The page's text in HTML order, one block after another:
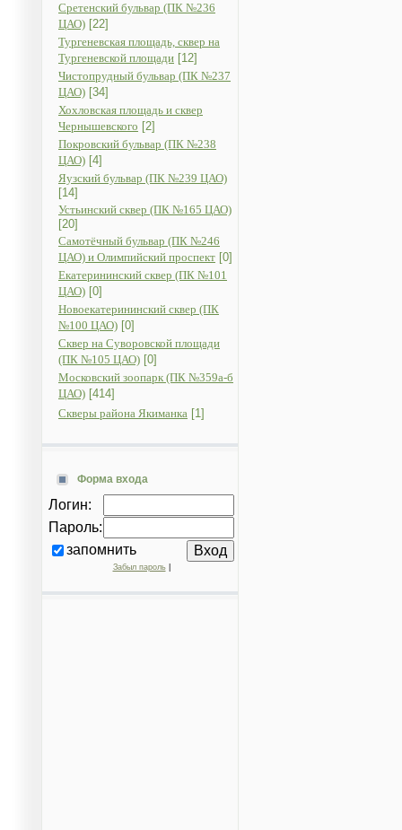
Сретенский бульвар (ПК №236
ЦАО) [22]
Тургеневская площадь, сквер на
Тургеневской площади [12]
Чистопрудный бульвар (ПК №237
ЦАО) [34]
Хохловская площадь и сквер
Чернышевского [2]
Покровский бульвар (ПК №238
ЦАО) [4]
Яузский бульвар (ПК №239 ЦАО)
[14]
Устьинский сквер (ПК №165 ЦАО)
[20]
Самотёчный бульвар (ПК №246
ЦАО) и Олимпийский проспект [0]
Екатерининский сквер (ПК №101
ЦАО) [0]
Новоекатерининский сквер (ПК
№100 ЦАО) [0]
Сквер на Суворовской площади
(ПК №105 ЦАО) [0]
Московский зоопарк (ПК №359а-б
ЦАО) [414]
Скверы района Якиманка [1]
Форма входа
Логин:
Пароль:
запомнить
Забыл пароль|